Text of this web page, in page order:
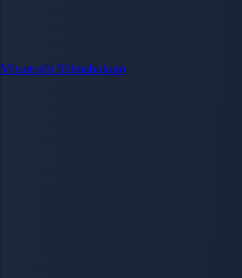
Mitsutoshi Shimabukuro